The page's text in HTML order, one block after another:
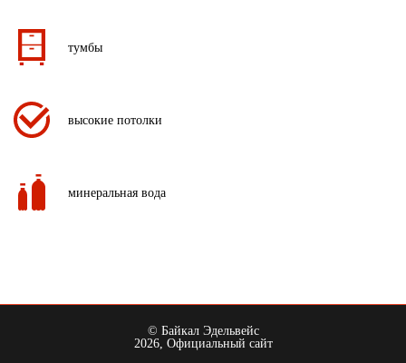
тумбы
высокие потолки
минеральная вода
© Байкал Эдельвейс
2026, Официальный сайт